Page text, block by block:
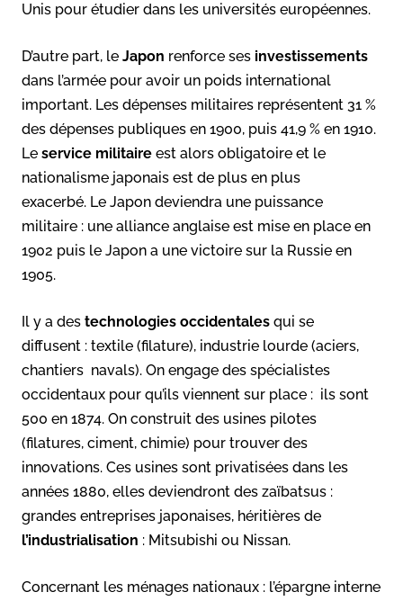
Unis pour étudier dans les universités européennes.
D’autre part, le Japon renforce ses investissements
dans l’armée pour avoir un poids international
important. Les dépenses militaires représentent 31 %
des dépenses publiques en 1900, puis 41,9 % en 1910.
Le service militaire est alors obligatoire et le
nationalisme japonais est de plus en plus
exacerbé. Le Japon deviendra une puissance
militaire : une alliance anglaise est mise en place en
1902 puis le Japon a une victoire sur la Russie en
1905.
Il y a des technologies occidentales qui se
diffusent : textile (filature), industrie lourde (aciers,
chantiers navals). On engage des spécialistes
occidentaux pour qu’ils viennent sur place : ils sont
500 en 1874. On construit des usines pilotes
(filatures, ciment, chimie) pour trouver des
innovations. Ces usines sont privatisées dans les
années 1880, elles deviendront des zaïbatsus :
grandes entreprises japonaises, héritières de
l’industrialisation : Mitsubishi ou Nissan.
Concernant les ménages nationaux : l’épargne interne